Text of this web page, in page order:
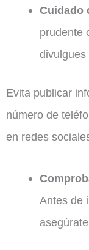
Cuidado
prudente
divulgues
Evita publicar
número de
en redes
Antes de